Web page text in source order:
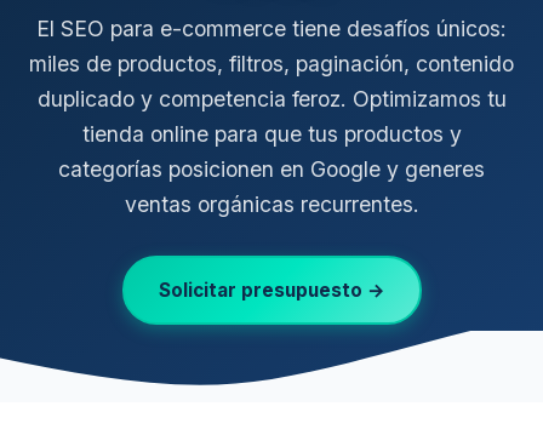
El SEO para e-commerce tiene desafíos únicos:
miles de productos, filtros, paginación, contenido
duplicado y competencia feroz. Optimizamos tu
tienda online para que tus productos y
categorías posicionen en Google y generes
ventas orgánicas recurrentes.
Solicitar presupuesto →